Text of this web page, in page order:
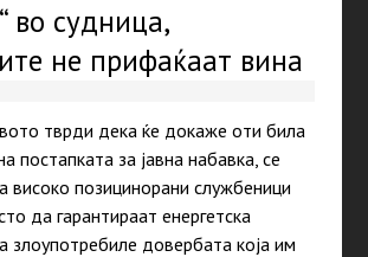
во судница,
не прифаќаат вина
тврди дека ќе докаже оти била
постапката за јавна набавка, се
високо позицинорани службеници
да гарантираат енергетска
злоупотребиле довербата која им